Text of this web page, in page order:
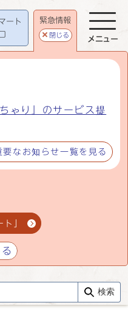
ート
緊急情報
閉じる
ゃり」のサービス提
要なお知らせ一覧を見る
」
メニュー
検索